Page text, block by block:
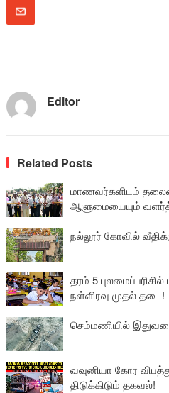
Editor
Related Posts
மாணவர்களிடம்
ஆளுமையையும்
நல்லூர் கோவில்
தரம் 5
நள்ளிரவு முதல் தடை!
செம்மணியில் இதுவரை
வவுனியா கோர
திடுக்கிடும் தகவல்!